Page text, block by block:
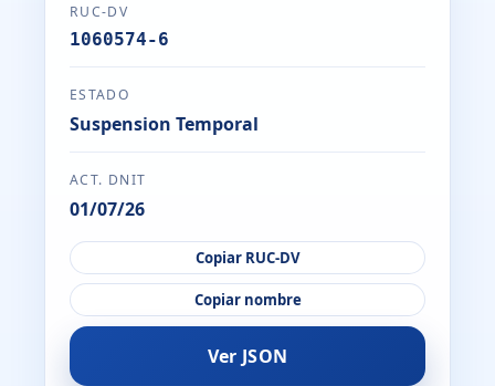
RUC-DV
1060574-6
ESTADO
Suspension Temporal
ACT. DNIT
01/07/26
Copiar RUC-DV
Copiar nombre
Ver JSON